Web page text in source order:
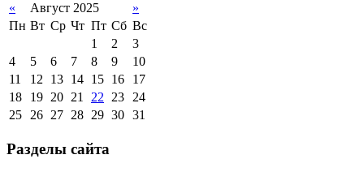
« Август 2025
»
Пн Вт Ср Чт Пт Сб Вс
1
2
3
4
5 6 7 8 9
10
11
12 13 14 15 16
17
18
19 20 21 22 23
24
25
26 27 28 29 30 31
Разделы сайта